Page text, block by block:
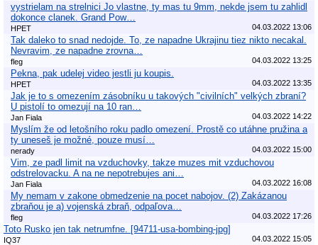
vystrielam na strelnici Jo vlastne, ty mas tu 9mm, nekde jsem tu zahlidl
dokonce clanek. Grand Pow…
HPET 04.03.2022 13:06
Tak daleko to snad nedojde. To, ze napadne Ukrajinu tiez nikto necakal.
Nevravim, ze napadne zrovna…
fleg 04.03.2022 13:25
Pekna, pak udelej video jestli ju koupis.
HPET 04.03.2022 13:35
Jak je to s omezením zásobníku u takových "civilních" velkých zbraní?
U pistolí to omezují na 10 ran…
Jan Fiala 04.03.2022 14:22
Myslím že od letošního roku padlo omezení. Prostě co utáhne pružina a
ty uneseš je možné, pouze musí…
nerady 04.03.2022 15:00
Vim, ze padl limit na vzduchovky, takze muzes mit vzduchovou
odstrelovacku. A na ne nepotrebujes ani…
Jan Fiala 04.03.2022 16:08
My nemam v zakone obmedzenie na pocet nabojov. (2) Zakázanou
zbraňou je a) vojenská zbraň, odpaľova…
fleg 04.03.2022 17:26
Toto Rusko jen tak netrumfne. [94711-usa-bombing-jpg]
IQ37 04.03.2022 15:05